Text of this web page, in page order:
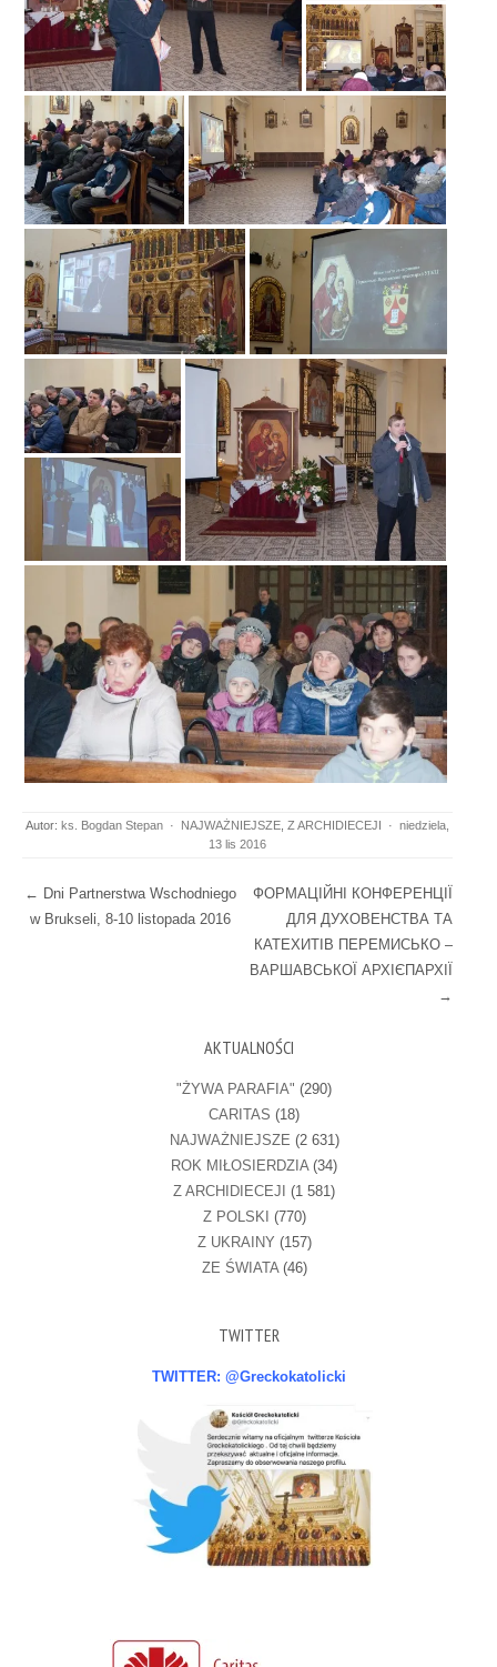
Autor: ks. Bogdan Stepan · NAJWAŻNIEJSZE Z ARCHIDIECEJI · niedziela,
13 lis 2016
Post navigation
← Dni Partnerstwa Wschodniego
w Brukseli, 8-10 listopada 2016
ФОРМАЦІЙНІ КОНФЕРЕНЦІЇ
ДЛЯ ДУХОВЕНСТВА ТА
КАТЕХИТІВ ПЕРЕМИСЬКО –
ВАРШАВСЬКОЇ АРХІЄПАРХІЇ
→
AKTUALNOŚCI
"ŻYWA PARAFIA" (290)
CARITAS (18)
NAJWAŻNIEJSZE (2 631)
ROK MIŁOSIERDZIA(34)
Z ARCHIDIECEJI (1 581)
Z POLSKI (770)
Z UKRAINY (157)
ZE ŚWIATA(46)
TWITTER
TWITTER: @Greckokatolicki